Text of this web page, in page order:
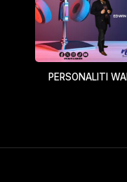
PERSONALITI WAI